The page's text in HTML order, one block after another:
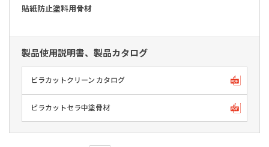
貼紙防止塗料用骨材
製品使用説明書、製品カタログ
ビラカットクリーン カタログ
ビラカットセラ中塗骨材